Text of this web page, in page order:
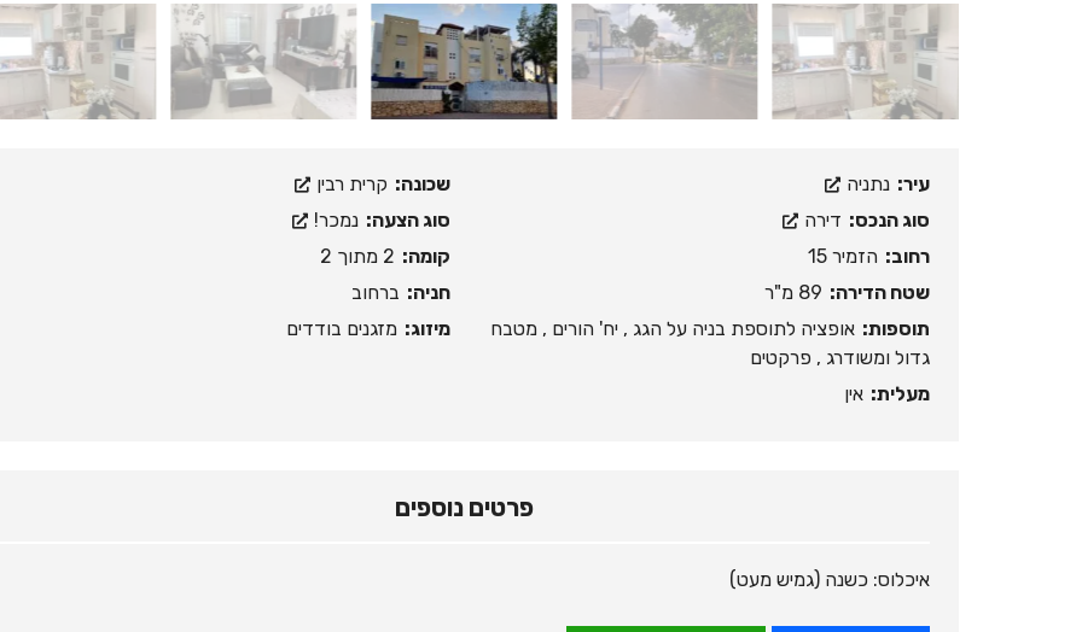
עיר: נתניה שכונה: קרית רבין
סוג הנכס: דירה סוג הצעה: נמכר!
רחוב: הזמיר 15 קומה: 2 מתוך 2
שטח הדירה: 89 מ"ר חניה: ברחוב
תוספות: אופציה לתוספת בניה על הגג , יח' הורים , מטבח
גדול ומשודרג , פרקטים
מיזוג: מזגנים בודדים
מעלית: אין
פרטים נוספים
איכלוס: כשנה (גמיש מעט)